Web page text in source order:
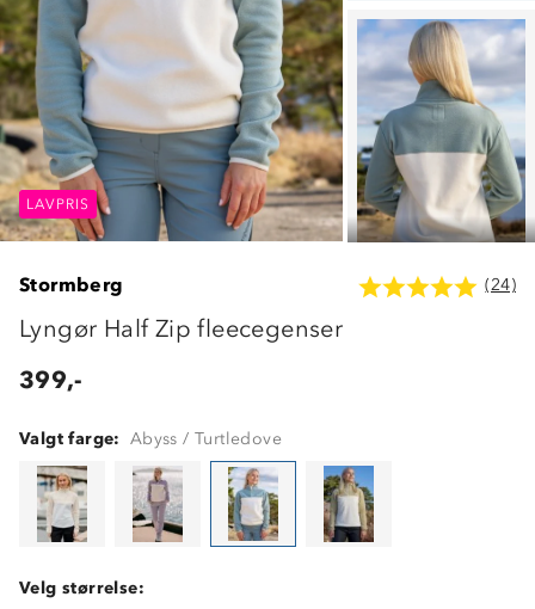
LAVPRIS LAVPRIS
LAVPRIS
Stormberg (24)
Lyngør Half Zip fleecegenser
399,-
Valgt farge: Abyss / Turtledove
Velg størrelse: